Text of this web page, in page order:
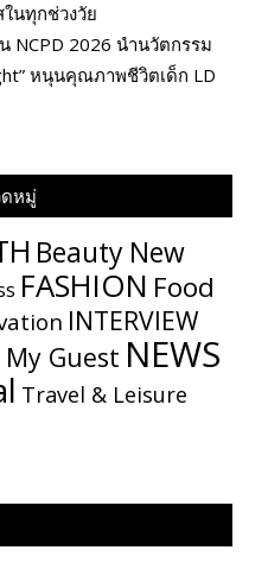
นทุกช่วงวัย
NCPD 2026 นำนวัตกรรม
หนุนคุณภาพชีวิตเด็ก LD
หมู่
Beauty New
FASHION Food
INTERVIEW
My​ Guest NEWS
Travel & Leisure